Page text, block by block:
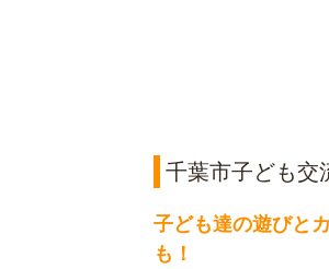
千葉市子ども交
子ども達の遊びと
も！